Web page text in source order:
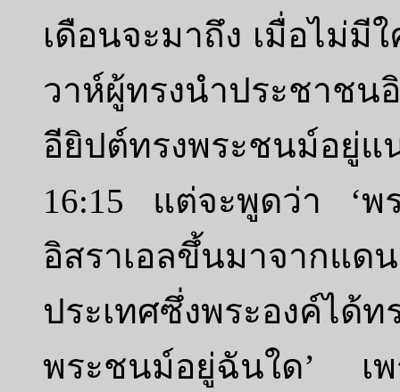
เดือนจะมาถึง เมื่อไม่มี
วาห์ผู้ทรงนำประชาชน
อียิปต์ทรงพระชนม์อยู่แ
16:15 แต่จะพูดว่า ‘พ
อิสราเอลขึ้นมาจากแ
ประเทศซึ่งพระองค์ได้
พระชนม์อยู่ฉันใด’ เพ